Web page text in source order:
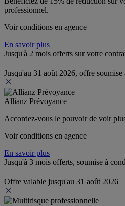
professionnel.
Voir conditions en agence
En savoir plus
Jusqu'à 2 mois offerts sur votre
Jusqu'au 31 août 2026, offre soumise
Allianz Prévoyance
Accordez-vous le pouvoir de voir
Voir conditions en agence
En savoir plus
Jusqu'à 3 mois offerts, soumise à
Offre valable jusqu'au 31 août 2026